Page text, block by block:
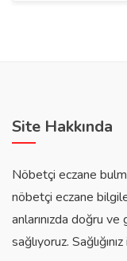
Site Hakkında
Nöbetçi eczane
nöbetçi eczane
anlarınızda doğru ve
sağlıyoruz. Sağlığınız